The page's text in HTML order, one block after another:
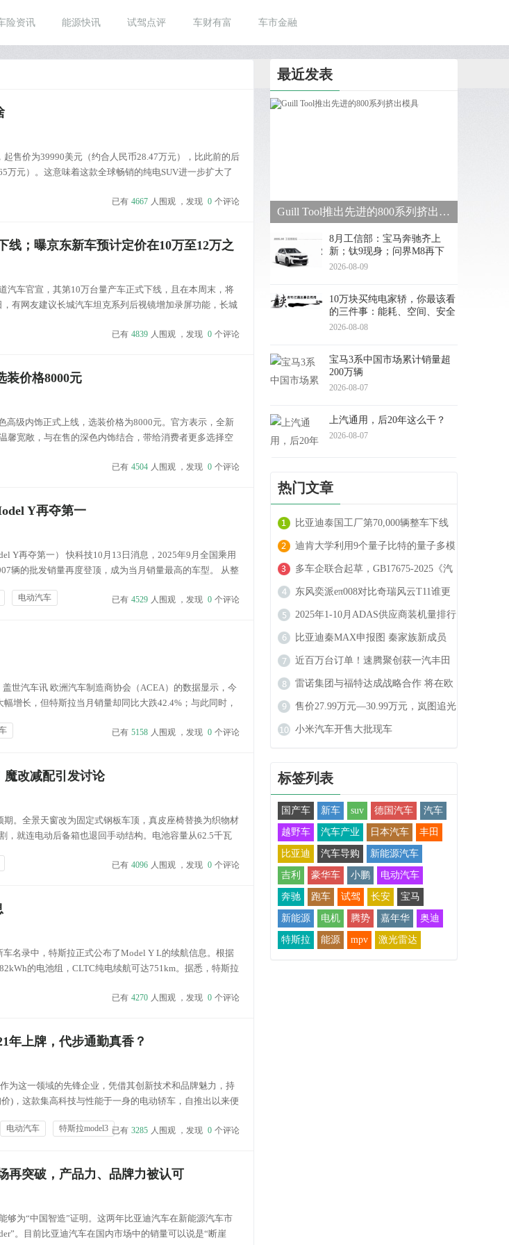
险资讯 能源快讯 试驾点评 车财有富 车市金融
售价为39990美元（约合人民币28.47万元），比此前的后
万元）。这意味着这款全球畅销的纯电SUV进一步扩大了
...
已有 4667 人围观 ，发现 0 个评论
线；曝京东新车预计定价在10万至12万之
汽车官宣，其第10万台量产车正式下线，且在本周末，将
有网友建议长城汽车坦克系列后视镜增加录屏功能，长城
已有 4839 人围观 ，发现 0 个评论
装价格8000元
高级内饰正式上线，选装价格为8000元。官方表示，全新
馨宽敞，与在售的深色内饰结合，带给消费者更多选择空
已有 4504 人围观 ，发现 0 个评论
Y再夺第一
Y再夺第一） 快科技10月13日消息，2025年9月全国乘用
辆的批发销量再度登顶，成为当月销量最高的车型。 从整
电动汽车 已有 4529 人围观 ，发现 0 个评论
世汽车讯 欧洲汽车制造商协会（ACEA）的数据显示，今
增长，但特斯拉当月销量却同比大跌42.4%；与此同时，
已有 5158 人围观 ，发现 0 个评论
魔改减配引发讨论
。全景天窗改为固定式钢板车顶，真皮座椅替换为织物材
，就连电动后备箱也退回手动结构。电池容量从62.5千瓦
已有 4096 人围观 ，发现 0 个评论
名录中，特斯拉正式公布了Model Y L的续航信息。根据
的电池组，CLTC纯电续航可达751km。据悉，特斯拉
已有 4270 人围观 ，发现 0 个评论
年上牌，代步通勤真香？
为这一领域的先锋企业，凭借其创新技术和品牌魅力，持
)，这款集高科技与性能于一身的电动轿车，自推出以来便
深深...
电动汽车 特斯拉model3 已有 3285 人围观 ，发现 0 个评论
再突破，产品力、品牌力被认可
够为“中国智造”证明。这两年比亚迪汽车在新能源汽车市
。目前比亚迪汽车在国内市场中的销量可以说是“断崖
最近发表
Guill Tool推出先进的800系列挤出模具
8月工信部：宝马奔驰齐上
新；钛9现身；问界M8再下
探？
2026-08-09
10万块买纯电家轿，你最该看
的三件事：能耗、空间、安全
感
2026-08-08
宝马3系中国市场累计销量超
200万辆
2026-08-07
上汽通用，后20年这么干？
2026-08-07
热门文章
比亚迪泰国工厂第70,000辆整车下线
迪肯大学利用9个量子比特的量子多模
态驾驶预测技术 可实现自动驾驶车辆
的精确轨迹预测
多车企联合起草，GB17675-2025《汽
车转向系 基本要求》国家认证标准发
布
东风奕派eπ008对比奇瑞风云T11谁更
强
2025年1-10月ADAS供应商装机量排行
榜：各赛道分化显著，自主供应商份
额持续攀升
比亚迪秦MAX申报图 秦家族新成员
高功率车型动力更强劲
近百万台订单！速腾聚创获一汽丰田
全新定点
雷诺集团与福特达成战略合作 将在欧
洲市场推出两款电动车型
售价27.99万元—30.99万元，岚图追光
L正式上市
小米汽车开售大批现车
标签列表
国产车 新车 suv 德国汽车 汽车
越野车 汽车产业 日本汽车 丰田
比亚迪 汽车导购 新能源汽车
吉利 豪华车 小鹏 电动汽车
奔驰 跑车 试驾 长安 宝马
新能源 电机 腾势 嘉年华 奥迪
特斯拉 能源 mpv 激光雷达